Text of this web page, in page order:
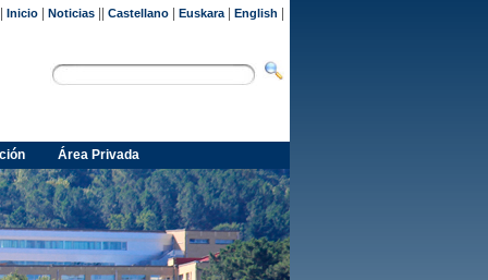
Inicio Noticias Castellano Euskara| English
Área Privada